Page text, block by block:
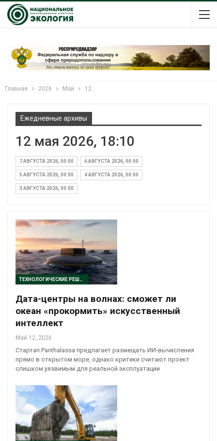
Главная 2026 Май 12
Ежедневные архивы
12 мая 2026, 18:10
7 АВГУСТА 2026, 00:00 6 АВГУСТА 2026, 00:00
5 АВГУСТА 2026, 00:00 4 АВГУСТА 2026, 00:00
3 АВГУСТА 2026, 00:00
ТЕХНОЛОГИЧЕСКИЕ РЕШЕНИЯ
Дата-центры на волнах: сможет ли
океан «прокормить» искусственный
интеллект
Май 12, 2026
Стартап Panthalassa предлагает размещать ИИ-вычисления
прямо в открытом море, однако критики считают проект
слишком уязвимым для реальной эксплуатации